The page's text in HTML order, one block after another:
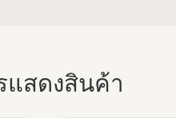
แสดงสินค้า